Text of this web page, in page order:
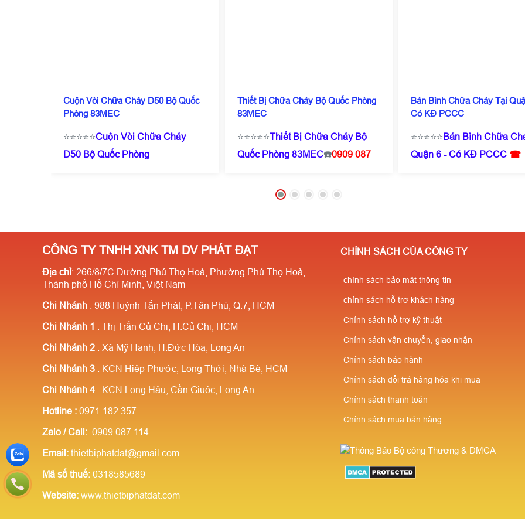
Cuộn Vòi Chữa Cháy D50 Bộ Quốc
Phòng 83MEC
⭐⭐⭐⭐⭐Cuộn Vòi Chữa Cháy
D50 Bộ Quốc Phòng
càng nhiều giá càng rẻ ✔️Chiết
Thiết Bị Chữa Cháy Bộ Quốc Phòng
83MEC
⭐⭐⭐⭐⭐Thiết Bị Chữa Cháy Bộ
Quốc Phòng 83MEC☎️0909 087
⭐Giá chỉ từ 200.000/ Cái ( tuỳ
khấu cao cho người giới thiệu
Bán Bình Chữa Cháy Tại
Có KĐ PCCC
⭐⭐⭐⭐⭐ Bán Bình Chữa
Quận 6 - Có KĐ PCCC ☎
CÔNG TY TNHH XNK TM DV PHÁT ĐẠT
Địa chỉ: 266/8/7C Đường Phú Thọ Hoà, Phường Phú Thọ Hoà,
Thành phố Hồ Chí Minh, Việt Nam
Chi Nhánh : 988 Huỳnh Tấn Phát, P.Tân Phú, Q.7, HCM
Chi Nhánh 1 : Thị Trấn Củ Chi, H.Củ Chi, HCM
Chi Nhánh 2 : Xã Mỹ Hạnh, H.Đức Hòa, Long An
Chi Nhánh 3 : KCN Hiệp Phước, Long Thới, Nhà Bè, HCM
Chi Nhánh 4 : KCN Long Hậu, Cần Giuộc, Long An
Hotline : 0971.182.357
Zalo / Call: 0909.087.114
Email: thietbiphatdat@gmail.com
Mã số thuế: 0318585689
Website: www.thietbiphatdat.com
CHÍNH SÁCH CỦA CÔNG TY
chính sách bảo mật thông tin
chính sách hỗ trợ khách hàng
Chính sách hỗ trợ kỹ thuật
Chính sách vận chuyển, giao nhận
Chính sách bảo hành
Chính sách đổi trả hàng hóa khi mua
Chính sách thanh toán
Chính sách mua bán hàng